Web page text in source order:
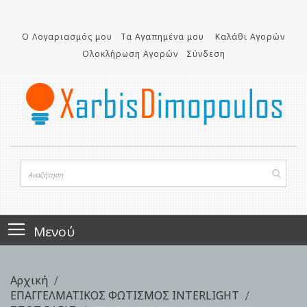
περιεχόμενο
Ο Λογαριασμός μου Τα Αγαπημένα μου
Καλάθι Αγορών
Ολοκλήρωση Αγορών
Σύνδεση
Μενού
Αρχική
ΕΠΑΓΓΕΛΜΑΤΙΚΟΣ ΦΩΤΙΣΜΟΣ INTERLIGHT